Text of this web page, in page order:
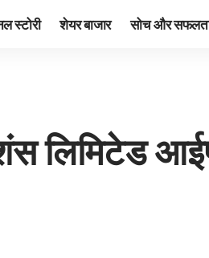
स्टोरी शेयर बाजार सोच और
लिमिटेड